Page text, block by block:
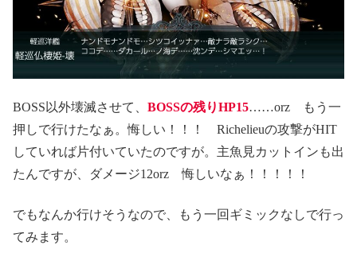
BOSS以外壊滅させて、 BOSSの残りHP15……orz もう一
押しで行けたなぁ。悔しい！！！ Richelieuの攻撃がHIT
していれば片付いていたのですが。主魚見カットインも出
たんですが、ダメージ12orz 悔しいなぁ！！！！！
でもなんか行けそうなので、もう一回ギミックなしで行っ
てみます。